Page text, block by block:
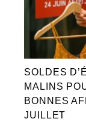
SOLDES
MALINS
BONNES
JUILLET